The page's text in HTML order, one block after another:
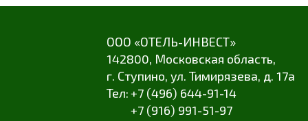
ООО «ОТЕЛЬ-ИНВЕСТ»
142800, Московская область,
г. Ступино,ул. Тимирязева, д. 17а
+7 (496) 644-91-14
+7 (916) 991-51-97